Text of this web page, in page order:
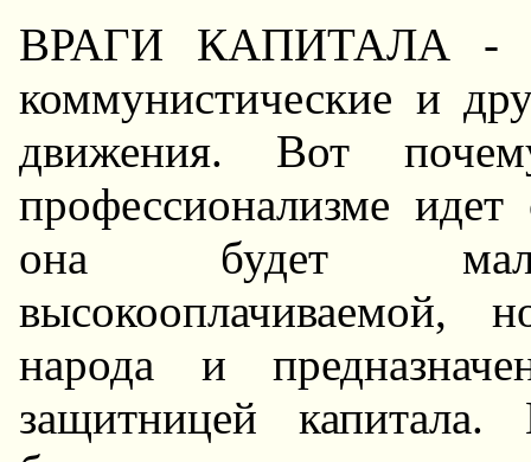
ВРАГИ КАПИТАЛА -
коммунистические и
движения. Вот
профессионализме
она будет
высокооплачиваемой,
народа и
защитницей